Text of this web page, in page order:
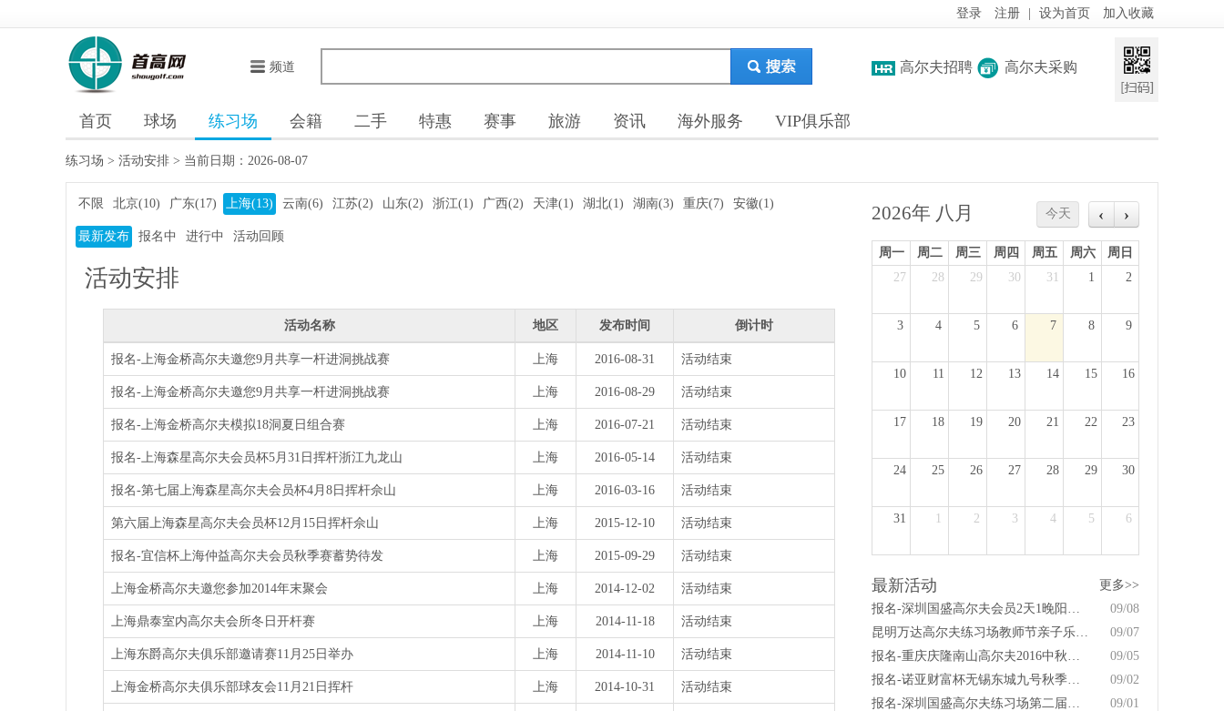
登录 注册 设为首页 加入收藏
高尔夫招聘 高尔夫采购
频道
首页 球场 练习场 会籍 二手 特惠 赛事 旅游 资讯 海外服务 VIP俱乐部
练习场 > 活动安排 > 当前日期：2026-08-07
不限 北京(10) 广东(17) 上海(13) 云南(6) 江苏(2) 山东(2) 浙江(1) 广西(2) 天津(1) 湖北(1) 湖南(3) 重庆(7) 安徽(1)
最新发布 报名中 进行中 活动回顾
活动安排
活动名称 地区 发布时间 倒计时
报名-上海金桥高尔夫邀您9月共享一杆进洞挑战赛 上海 2016-08-31 活动结束
报名-上海金桥高尔夫邀您9月共享一杆进洞挑战赛 上海 2016-08-29 活动结束
报名-上海金桥高尔夫模拟18洞夏日组合赛 上海 2016-07-21 活动结束
报名-上海森星高尔夫会员杯5月31日挥杆浙江九龙山 上海 2016-05-14 活动结束
报名-第七届上海森星高尔夫会员杯4月8日挥杆佘山 上海 2016-03-16 活动结束
第六届上海森星高尔夫会员杯12月15日挥杆佘山 上海 2015-12-10 活动结束
报名-宜信杯上海仲益高尔夫会员秋季赛蓄势待发 上海 2015-09-29 活动结束
上海金桥高尔夫邀您参加2014年末聚会 上海 2014-12-02 活动结束
上海鼎泰室内高尔夫会所冬日开杆赛 上海 2014-11-18 活动结束
上海东爵高尔夫俱乐部邀请赛11月25日举办 上海 2014-11-10 活动结束
上海金桥高尔夫俱乐部球友会11月21日挥杆 上海 2014-10-31 活动结束
2026年 八月 今天
周一 周二 周三 周四 周五 周六
周日
27
28 29 30 31 1 2
3 4 5 6 7 8 9
10 11 12 13 14 15 16
17 18 19 20 21 22 23
24 25 26 27 28 29 30
31 1 2 3 4 5 6
更多>>
最新活动
09/08
报名-深圳国盛高尔夫会员2天1晚阳江涛景球叙
09/07
昆明万达高尔夫练习场教师节亲子乐免费击球活动
09/05
报名-重庆庆隆南山高尔夫2016中秋亲子活动
09/02
报名-诺亚财富杯无锡东城九号秋季会员邀请赛
09/01
报名-深圳国盛高尔夫练习场第二届短杆挑战邀请赛